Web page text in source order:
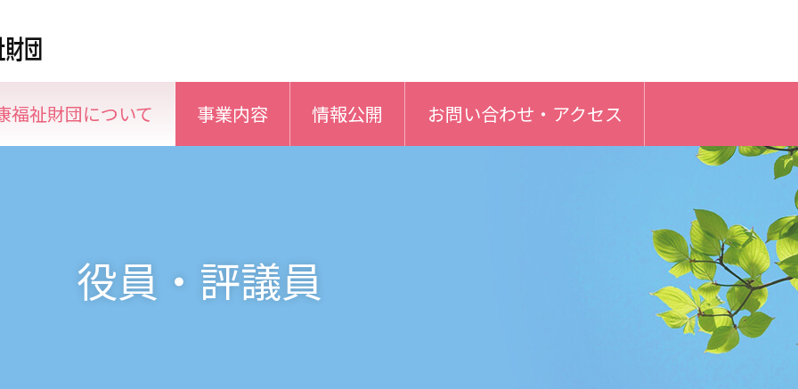
福祉財団について 事業内容 情報公開 お問い合わせ・アクセス
役員・評議員